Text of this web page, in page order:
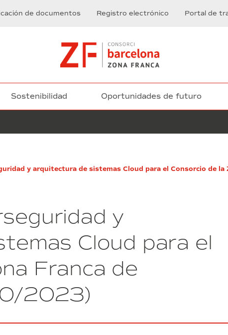
de documentos Registro electrónico Portal de
Sostenibilidad Oportunidades de futuro
y arquitectura de sistemas Cloud para el Consorcio de
y
Cloud para el
Franca de
2023)
respuesta